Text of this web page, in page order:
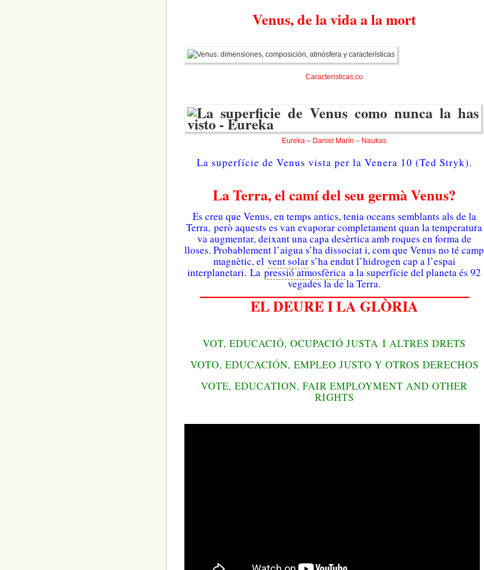
Venus, de la vida a la mort
Caracteristicas.co
Eureka – Daniel Marín – Naukas
La superfície de Venus vista per la Venera 10 (Ted Stryk).
La Terra, el camí del seu germà Venus?
Es creu que Venus, en temps antics, tenia oceans semblants als de la
Terra, però aquests es van evaporar completament quan la temperatura
va augmentar, deixant una capa desèrtica amb roques en forma de
lloses. Probablement l’aigua s’ha dissociat i, com que Venus no té camp
magnètic, el vent solars’ha endut l’hidrogen cap a l’espai
interplanetari. Lapressió atmosfèrica a la superfície del planeta és 92
vegades la de la Terra.
———————————————————
EL DEURE I LA GLÒRIA
VOT, EDUCACIÓ, OCUPACIÓ JUSTA I ALTRES DRETS
VOTO, EDUCACIÓN, EMPLEO JUSTO Y OTROS DERECHOS
VOTE, EDUCATION, FAIR EMPLOYMENT AND OTHER
RIGHTS